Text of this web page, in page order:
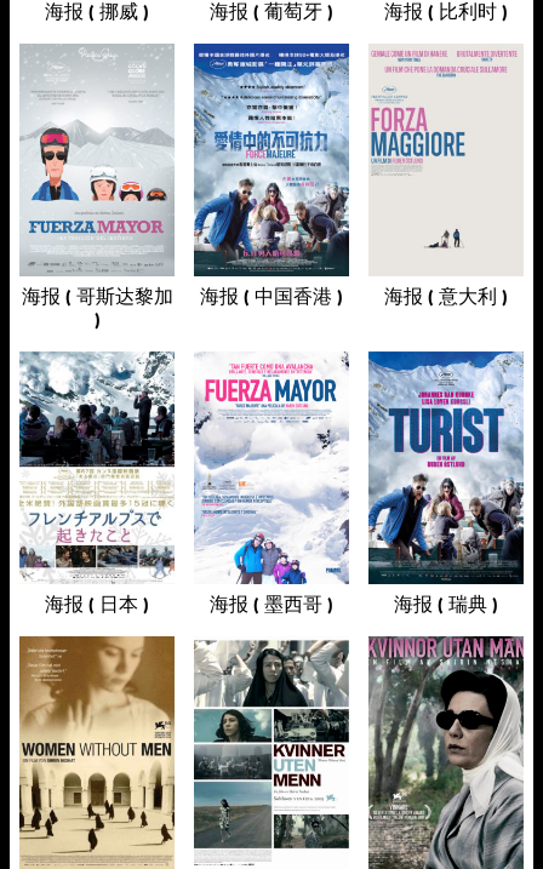
海报 ( 挪威 ) 海报 ( 葡萄牙 ) 海报 ( 比利时 )
海报 ( 哥斯达黎加
)
海报 ( 中国香港 ) 海报 ( 意大利 )
海报 ( 日本 ) 海报 ( 墨西哥 ) 海报 ( 瑞典 )